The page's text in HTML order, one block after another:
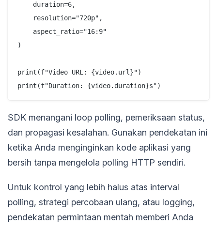
    duration=6,
    resolution="720p",
    aspect_ratio="16:9"
)
print(f"Video URL: {video.url}")
SDK menangani loop polling, pemeriksaan status,
dan propagasi kesalahan. Gunakan pendekatan ini
ketika Anda menginginkan kode aplikasi yang
bersih tanpa mengelola polling HTTP sendiri.
Untuk kontrol yang lebih halus atas interval
polling, strategi percobaan ulang, atau logging,
pendekatan permintaan mentah memberi Anda